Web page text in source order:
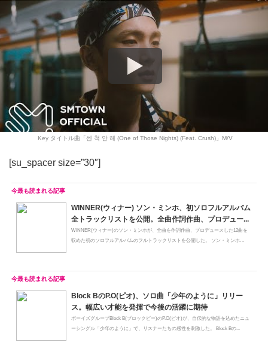
Key タイトル曲「센 척 안 해 (One of Those Nights) (Feat. Crush)」M/V
[su_spacer size=”30″]
WINNER(ウィナー) ソン・ミンホ、初ソロフルアルバム
全トラックリストを公開。全曲作詞作曲、プロデュー...
WINNER(ウィナー)のソン・ミンホが、全曲を作詞作曲、プロデュースした12曲を
収めた初のソロフルアルバムのフルトラックリストを公開した。 ソン・ミンホ
Block BのP.O(ピオ)、ソロ曲「少年のように」リリー
ス。幅広い才能を発揮で今後の活躍に期待
ボーイズグループBlock B(ブロックビー)のP.O(ピオ)が、自伝的な物語を込めたニュ
ーシングル「少年のように」で、リスナーたちの感性を刺激した。 Block Bの...